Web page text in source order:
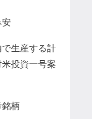
生産する計
投資一号案
柄